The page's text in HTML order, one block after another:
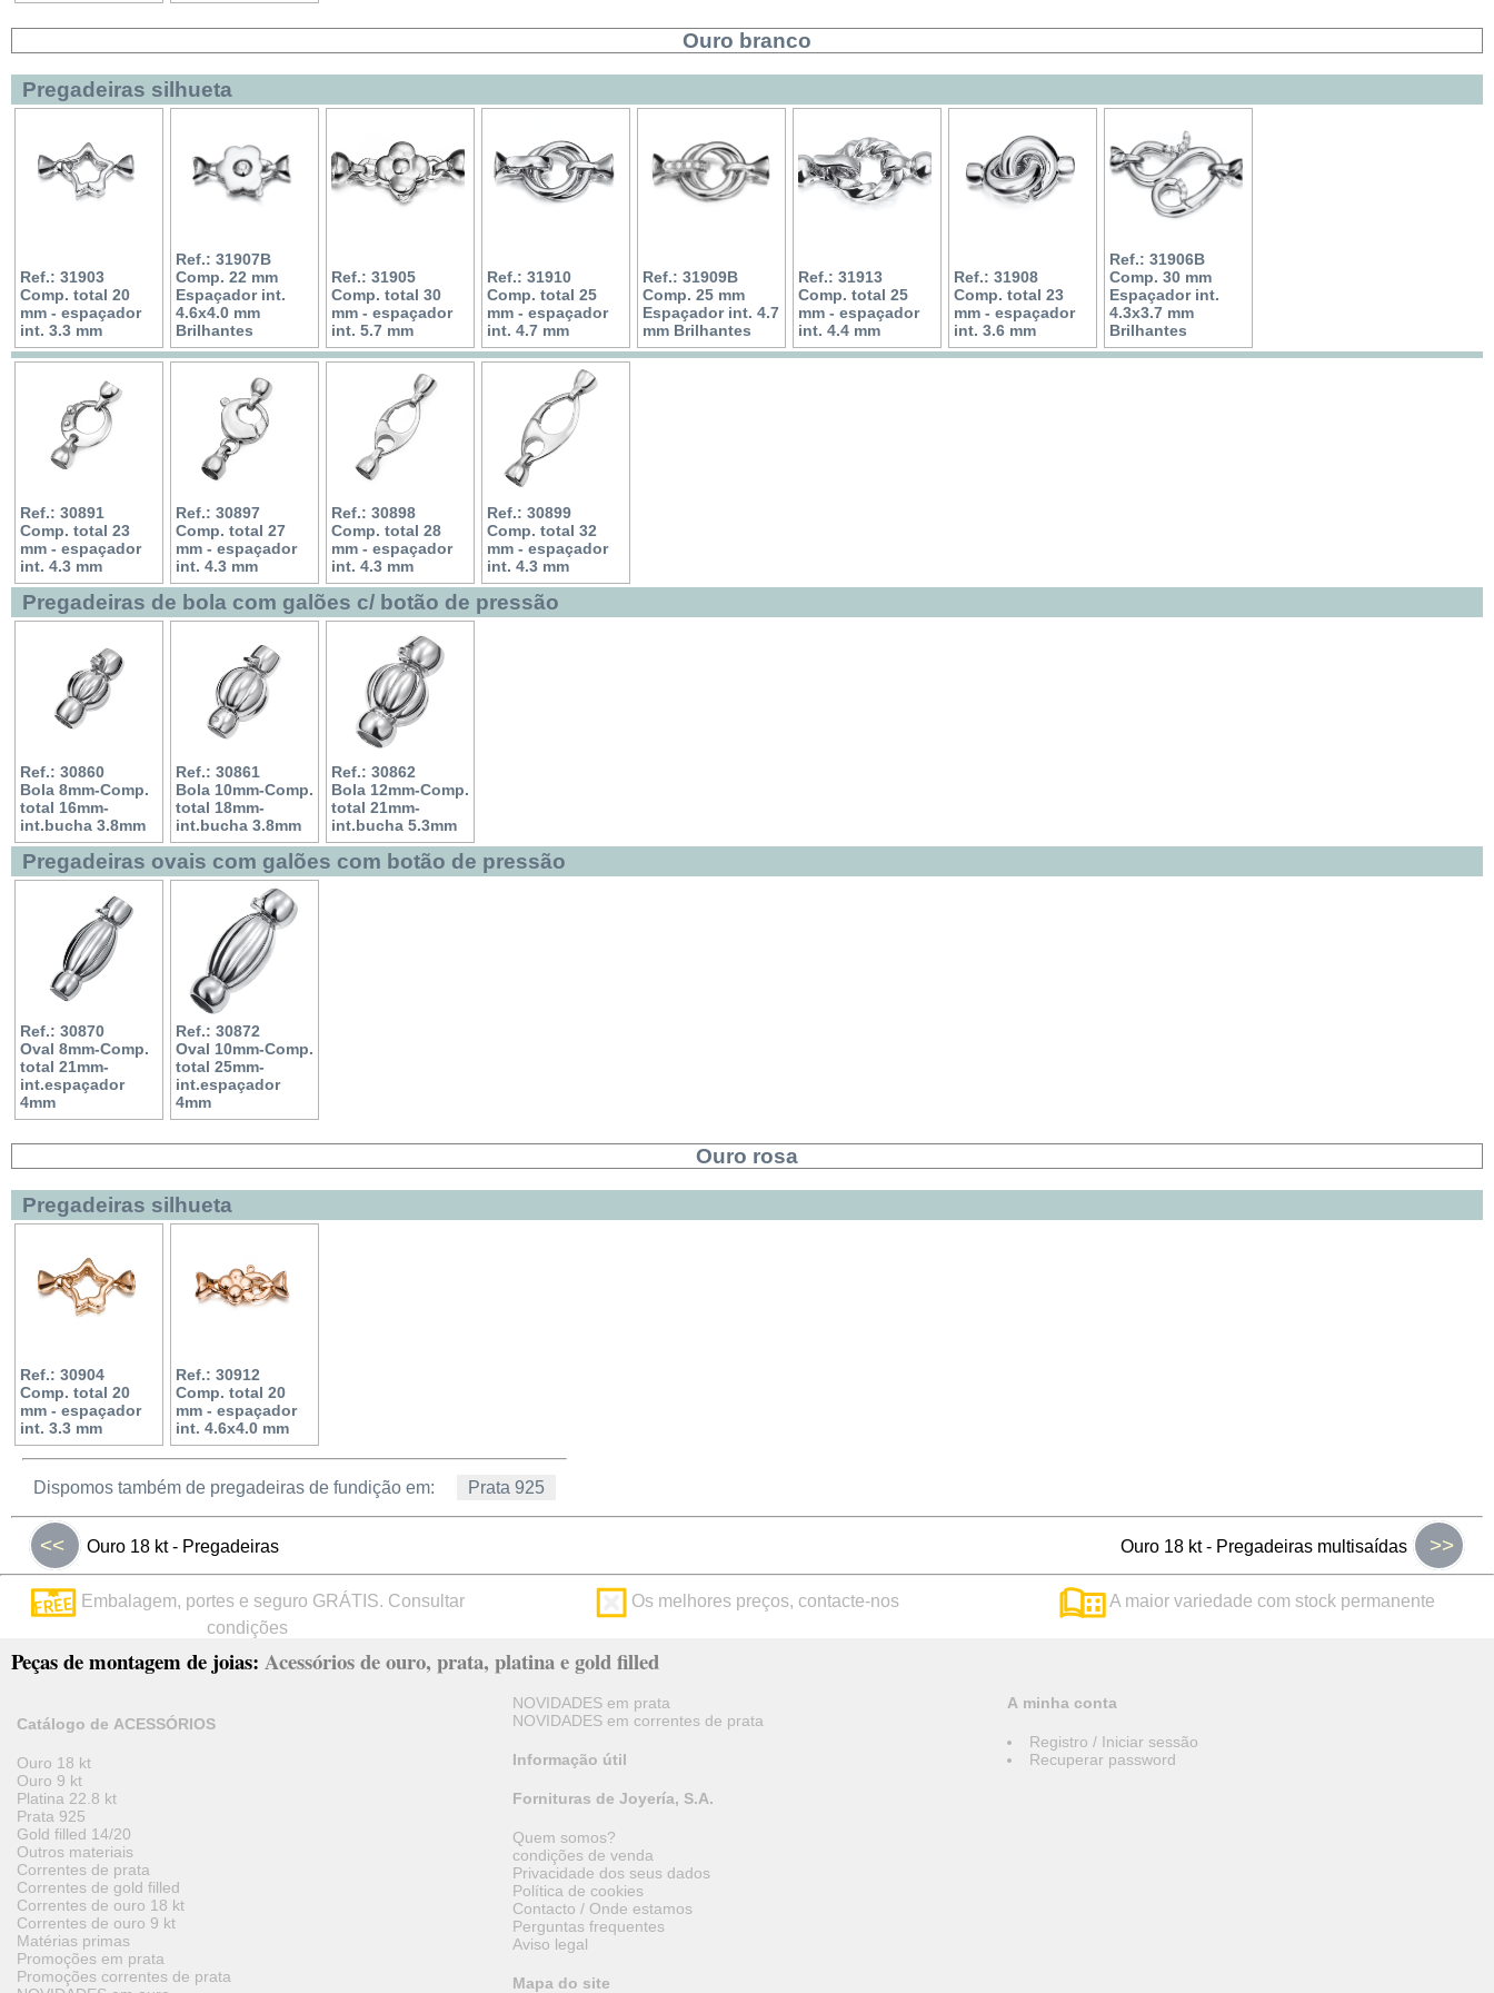
Ouro branco
Pregadeiras silhueta
Ref.: 31903
Comp. total 20
mm - espaçador
int. 3.3 mm
Ref.: 31907B
Comp. 22 mm
Espaçador int.
4.6x4.0 mm
Brilhantes
Ref.: 31905
Comp. total 30
mm - espaçador
int. 5.7 mm
Ref.: 31910
Comp. total 25
mm - espaçador
int. 4.7 mm
Ref.: 31909B
Comp. 25 mm
Espaçador int. 4.7
mm Brilhantes
Ref.: 31913
Comp. total 25
mm - espaçador
int. 4.4 mm
Ref.: 31908
Comp. total 23
mm - espaçador
int. 3.6 mm
Ref.: 31906B
Comp. 30 mm
Espaçador int.
4.3x3.7 mm
Brilhantes
Ref.: 30891
Comp. total 23
mm - espaçador
int. 4.3 mm
Ref.: 30897
Comp. total 27
mm - espaçador
int. 4.3 mm
Ref.: 30898
Comp. total 28
mm - espaçador
int. 4.3 mm
Ref.: 30899
Comp. total 32
mm - espaçador
int. 4.3 mm
Pregadeiras de bola com galões c/ botão de pressão
Ref.: 30860
Bola 8mm-Comp.
total 16mm-
int.bucha 3.8mm
Ref.: 30861
Bola 10mm-Comp.
total 18mm-
int.bucha 3.8mm
Ref.: 30862
Bola 12mm-Comp.
total 21mm-
int.bucha 5.3mm
Pregadeiras ovais com galões com botão de pressão
Ref.: 30870
Oval 8mm-Comp.
total 21mm-
int.espaçador
4mm
Ref.: 30872
Oval 10mm-Comp.
total 25mm-
int.espaçador
4mm
Ouro rosa
Pregadeiras silhueta
Ref.: 30904
Comp. total 20
mm - espaçador
int. 3.3 mm
Ref.: 30912
Comp. total 20
mm - espaçador
int. 4.6x4.0 mm
Dispomos também de pregadeiras de fundição em: Prata 925
<< Ouro 18 kt - Pregadeiras Ouro 18 kt - Pregadeiras multisaídas >>
Embalagem, portes e seguro GRÁTIS. Consultar
condições
Os melhores preços, contacte-nos A maior variedade com stock permanente
Peças de montagem de joias: Acessórios de ouro, prata, platina e gold filled
Catálogo de ACESSÓRIOS
Ouro 18 kt
Ouro 9 kt
Platina 22.8 kt
Prata 925
Gold filled 14/20
Outros materiais
Correntes de prata
Correntes de gold filled
Correntes de ouro 18 kt
Correntes de ouro 9 kt
Matérias primas
Promoções em prata
Promoções correntes de prata
NOVIDADES em prata
NOVIDADES em correntes de prata
Informação útil
Fornituras de Joyería, S.A.
Quem somos?
condições de venda
Privacidade dos seus dados
Política de cookies
Contacto / Onde estamos
Perguntas frequentes
Aviso legal
Mapa do site
A minha conta
Registro / Iniciar sessão
Recuperar password